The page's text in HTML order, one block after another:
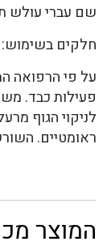
שם עברי עולש
חלקים
על פי הרפואה
פעילות כבד.
לניקוי הגוף
ראומטיים.
המוצר